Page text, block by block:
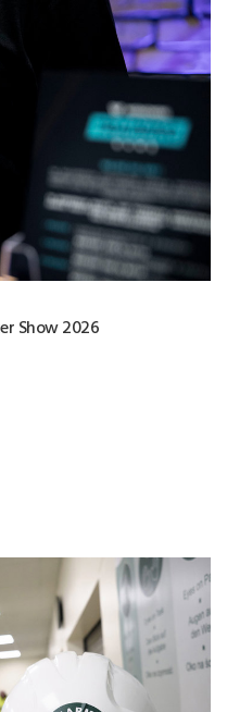
Show 2026